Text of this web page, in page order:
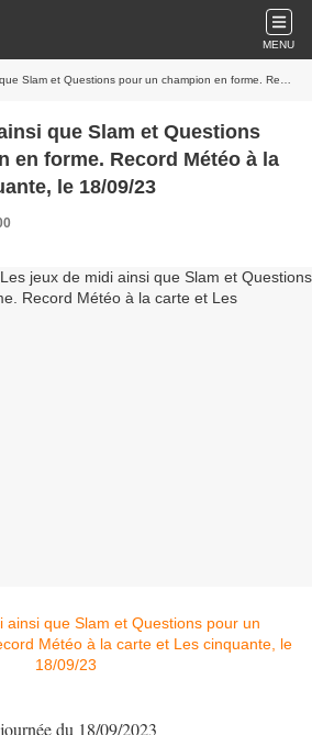
MENU
pour un champion en forme. Record Météo à la carte et Les cinquante, le 18/09/23
que Slam et Questions
en forme. Record Météo à la
le 18/09/23
du 18/09/2023